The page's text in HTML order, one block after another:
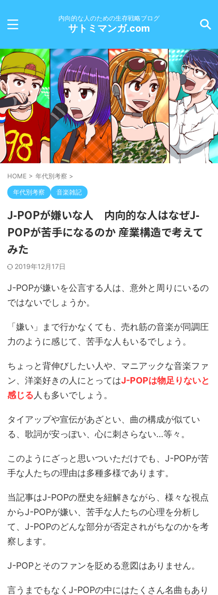
内向的な人のための生存戦略ブログ
サトミマンガ.com
HOME > 年代別考察 >
年代別考察 音楽雑記
J-POPが嫌いな人 内向的な人はなぜJ-
POPが苦手になるのか 産業構造で考えて
みた
2019年12月17日
J-POPが嫌いを公言する人は、意外と周りにいるの
ではないでしょうか。
「嫌い」まで行かなくても、売れ筋の音楽が同調圧
力のように感じて、苦手な人もいるでしょう。
ちょっと背伸びしたい人や、マニアックな音楽ファ
ン、洋楽好きの人にとってはJ-POPは物足りないと
感じる 人も多いでしょう。
タイアップや宣伝があざとい、曲の構成が似てい
る、歌詞が安っぽい、心に刺さらない…等々。
このようにざっと思いついただけでも、J-POPが苦
手な人たちの理由は多種多様であります。
当記事はJ-POPの歴史を紐解きながら、様々な視点
からJ-POPが嫌い、苦手な人たちの心理を分析し
て、J-POPのどんな部分が否定されがちなのかを考
察します。
J-POPとそのファンを貶める意図はありません。
言うまでもなくJ-POPの中にはたくさん名曲もあり